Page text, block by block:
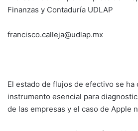
Finanzas y Contaduría UDLAP
francisco.calleja@udlap.mx
El estado de flujos de efectivo se
instrumento esencial para
de las empresas y el caso de Apple